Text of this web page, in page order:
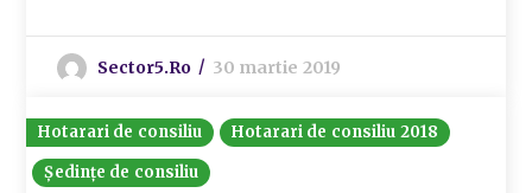
Sector5.ro 30 martie 2019
Hotarari de consiliu
Hotarari de consiliu 2018
Ședințe de consiliu